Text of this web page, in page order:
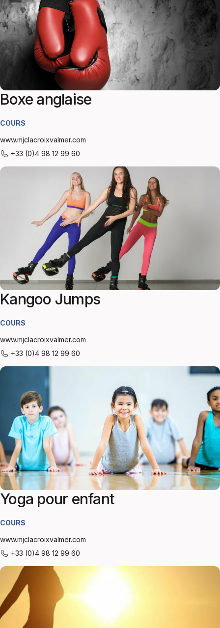
Boxe anglaise
COURS
www.mjclacroixvalmer.com
+33 (0)4 98 12 99 60
Kangoo Jumps
COURS
www.mjclacroixvalmer.com
+33 (0)4 98 12 99 60
Yoga pour enfant
COURS
www.mjclacroixvalmer.com
+33 (0)4 98 12 99 60